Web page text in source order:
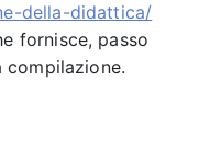
della-didattica/
fornisce, passo
compilazione.